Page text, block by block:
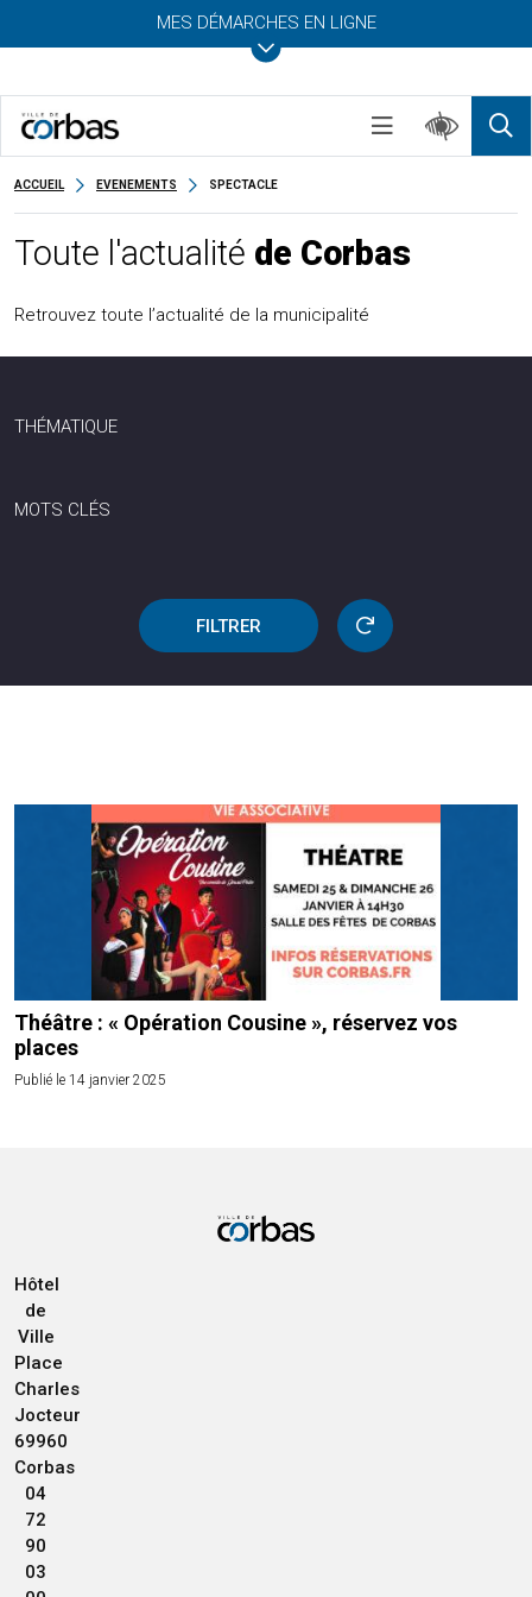
MES DÉMARCHES EN LIGNE
ACCUEIL EVENEMENTS SPECTACLE
Toute l'actualité de Corbas
Retrouvez toute l’actualité de la municipalité
THÉMATIQUE
MOTS CLÉS
FILTRER
Théâtre : « Opération Cousine », réservez vos
places
Publié le 14 janvier 2025
Hôtel
de
Ville
Place
Charles
Jocteur
69960
Corbas
04
72
90
03